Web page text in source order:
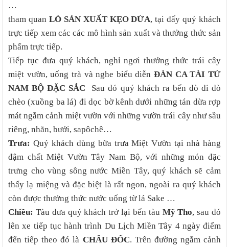
…
tham quan LÒ SẢN XUẤT KẸO DỪA, tại đấy quý khách
trực tiếp xem các các mô hình sản xuất và thưởng thức sản
phẩm trực tiếp.
Tiếp tục đưa quý khách, nghỉ ngơi thưởng thức trái cây
miệt vườn, uống trà và nghe biểu diễnĐÀN CA TÀI TỬ
NAM BỘ ĐẶC SẮC Sau đó quý khách ra bến đò đi đò
chèo (xuồng ba lá) đi dọc bờ kênh dưới những tán dừa rợp
mát ngắm cảnh miệt vườn với những vườn trái cây như sầu
riêng, nhãn, bưởi, sapôchê…
Trưa: Quý khách dùng bữa trưa Miệt Vườn tại nhà hàng
đậm chất Miệt Vườn Tây Nam Bộ, với những món đặc
trưng cho vùng sông nước Miền Tây, quý khách sẽ cảm
thấy lạ miệng và đặc biệt là rất ngon, ngoài ra quý khách
còn được thưởng thức nước uống từ lá Sake …
Chiều: Tàu đưa quý khách trở lại bến tàu Mỹ Tho, sau đó
lên xe tiếp tục hành trình Du Lịch Miền Tây 4 ngày điểm
đến tiếp theo đó là CHÂU ĐỐC. Trên đường ngắm cảnh